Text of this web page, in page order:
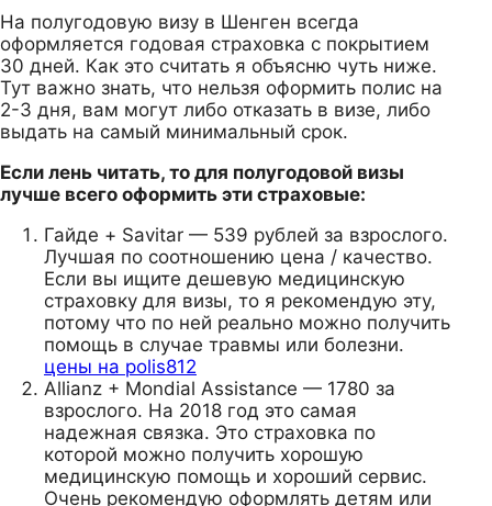
На полугодовую визу в Шенген всегда
оформляется годовая страховка с покрытием
30 дней. Как это считать я объясню чуть ниже.
Тут важно знать, что нельзя оформить полис на
2-3 дня, вам могут либо отказать в визе, либо
выдать на самый минимальный срок.
Если лень читать, то для полугодовой визы
лучше всего оформить эти страховые:
Гайде + Savitar — 539 рублей за взрослого.
Лучшая по соотношению цена / качество.
Если вы ищите дешевую медицинскую
страховку для визы, то я рекомендую эту,
потому что по ней реально можно получить
помощь в случае травмы или болезни.
цены на polis812
Allianz + Mondial Assistance — 1780 за
взрослого. На 2018 год это самая
надежная связка. Это страховка по
которой можно получить хорошую
медицинскую помощь и хороший сервис.
Очень рекомендую оформлять детям или